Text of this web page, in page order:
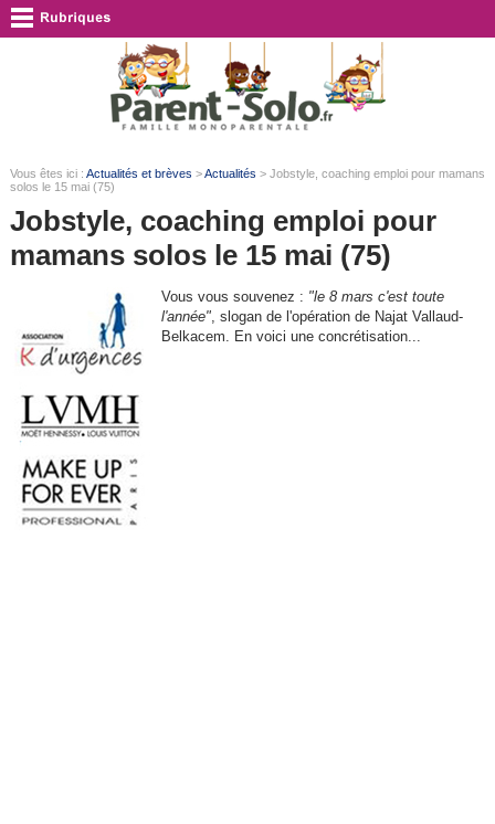
Vous êtes ici : Actualités et brèves >Actualités > Jobstyle, coaching emploi pour mamans
solos le 15 mai (75)
Jobstyle, coaching emploi pour
mamans solos le 15 mai (75)
Vous vous souvenez : "le 8 mars c'est toute
l'année", slogan de l'opération de Najat Vallaud-
Belkacem. En voici une concrétisation...